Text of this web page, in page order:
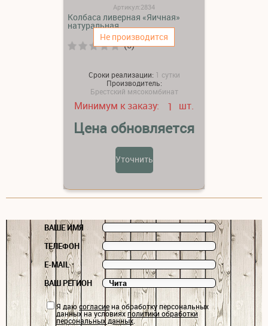
Не производится
Артикул:2834
Колбаса ливерная «Яичная»
натуральная
(0)
Сроки реализации: 1 сутки
Производитель:
Брестский мясокомбинат
Минимум к заказу: 1 шт.
Цена обновляется
Уточнить
ВАШЕ ИМЯ
ТЕЛЕФОН
E-MAIL
ВАШ РЕГИОН
Я даюсогласиена обработку персональных
данных на условияхполитики обработки
персональных данных.